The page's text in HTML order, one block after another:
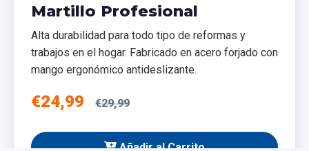
Martillo Profesional
Alta durabilidad para todo tipo de reformas y
trabajos en el hogar. Fabricado en acero forjado con
mango ergonómico antideslizante.
€24,99 €29,99
Añadir al Carrito